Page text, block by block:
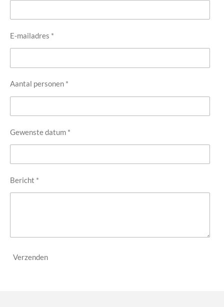
E-mailadres *
Aantal personen *
Gewenste datum *
Bericht *
Verzenden